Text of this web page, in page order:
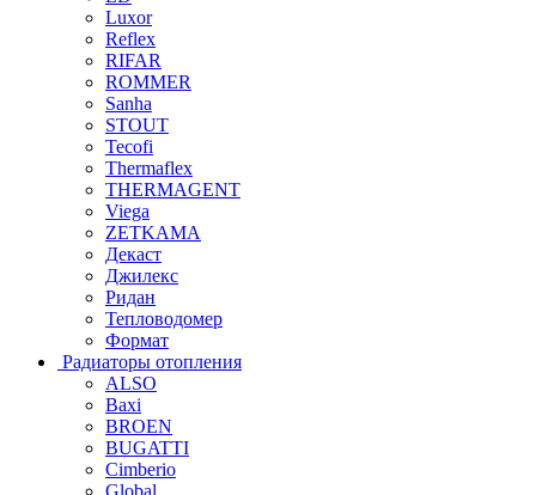
Luxor
Reflex
RIFAR
ROMMER
Sanha
STOUT
Tecofi
Thermaflex
THERMAGENT
Viega
ZETKAMA
Декаст
Джилекс
Ридан
Тепловодомер
Формат
Радиаторы отопления
ALSO
Baxi
BROEN
BUGATTI
Cimberio
Global